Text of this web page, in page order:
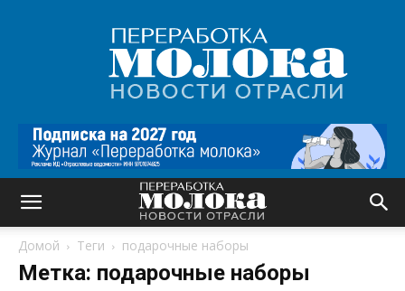
Переработка
молока
|
Новости
Домой Теги подарочные наборы
Метка: подарочные наборы